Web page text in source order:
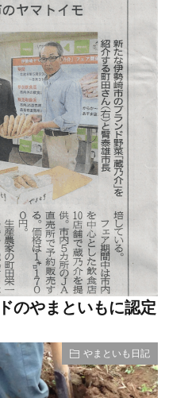
のやまといもに認定
やまといも日記